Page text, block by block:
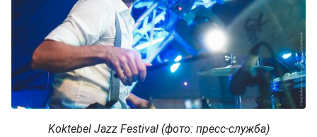
Koktebel Jazz Festival (фото: пресс-служба)